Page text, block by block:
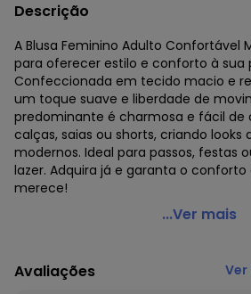
Descrição
A Blusa Feminino Adulto Confortável
para oferecer estilo e conforto à sua
Confeccionada em tecido macio e
um toque suave e liberdade de
predominante é charmosa e fácil de
calças, saias ou shorts, criando looks
modernos. Ideal para passos, festas
lazer. Adquira já e garanta o
merece!
Marialícia - Blusa Feminino Adulto
Modelagem: Ampla
Comprimento da manga: Longa
...Ver mais
Avaliações